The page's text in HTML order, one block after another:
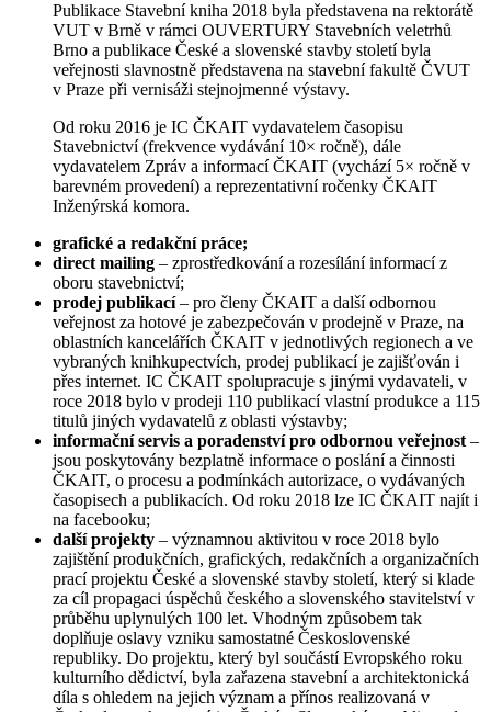
Publikace Stavební kniha 2018 byla představena na rektorátě
VUT v Brně v rámci OUVERTURY Stavebních veletrhů
Brno a publikace České a slovenské stavby století byla
veřejnosti slavnostně představena na stavební fakultě ČVUT
v Praze při vernisáži stejnojmenné výstavy.
Od roku 2016 je IC ČKAIT vydavatelem časopisu
Stavebnictví (frekvence vydávání 10× ročně), dále
vydavatelem Zpráv a informací ČKAIT (vychází 5× ročně v
barevném provedení) a reprezentativní ročenky ČKAIT
Inženýrská komora.
grafické a redakční práce;
direct mailing – zprostředkování a rozesílání informací z
oboru stavebnictví;
prodej publikací– pro členy ČKAIT a další odbornou
veřejnost za hotové je zabezpečován v prodejně v Praze, na
oblastních kancelářích ČKAIT v jednotlivých regionech a ve
vybraných knihkupectvích, prodej publikací je zajišťován i
přes internet. IC ČKAIT spolupracuje s jinými vydavateli, v
roce 2018 bylo v prodeji 110 publikací vlastní produkce a 115
titulů jiných vydavatelů z oblasti výstavby;
informační servis a poradenství pro odbornou veřejnost–
jsou poskytovány bezplatně informace o poslání a činnosti
ČKAIT, o procesu a podmínkách autorizace, o vydávaných
časopisech a publikacích. Od roku 2018 lze IC ČKAIT najít i
na facebooku;
další projekty – významnou aktivitou v roce 2018 bylo
zajištění produkčních, grafických, redakčních a organizačních
prací projektu České a slovenské stavby století, který si klade
za cíl propagaci úspěchů českého a slovenského stavitelství v
průběhu uplynulých 100 let. Vhodným způsobem tak
doplňuje oslavy vzniku samostatné Československé
republiky. Do projektu, který byl součástí Evropského roku
kulturního dědictví, byla zařazena stavební a architektonická
díla s ohledem na jejich význam a přínos realizovaná v